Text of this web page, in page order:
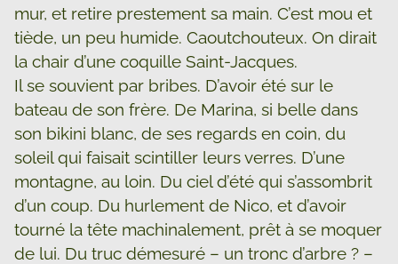
mur, et retire prestement sa main. C’est mou et
tiède, un peu humide. Caoutchouteux. On dirait
la chair d’une coquille Saint-Jacques.
Il se souvient par bribes. D’avoir été sur le
bateau de son frère. De Marina, si belle dans
son bikini blanc, de ses regards en coin, du
soleil qui faisait scintiller leurs verres. D’une
montagne, au loin. Du ciel d’été qui s’assombrit
d’un coup. Du hurlement de Nico, et d’avoir
tourné la tête machinalement, prêt à se moquer
de lui. Du truc démesuré – un tronc d’arbre ? –